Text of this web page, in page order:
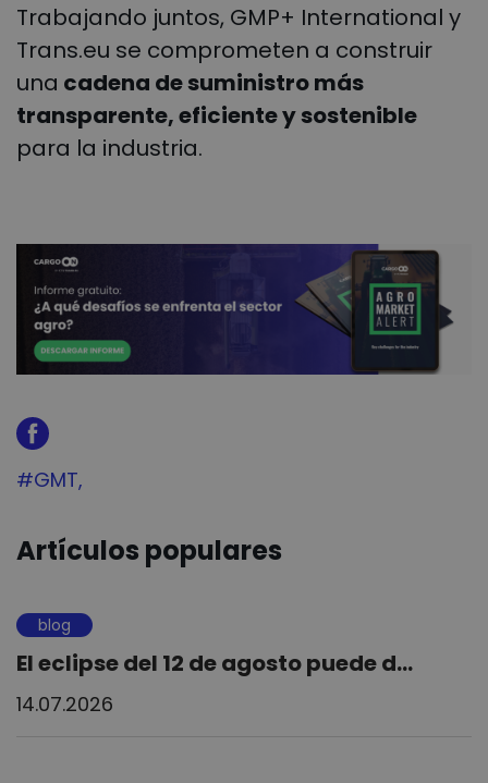
Trabajando juntos, GMP+ International y
Trans.eu se comprometen a construir
una cadena de suministro más
transparente, eficiente y sostenible
para la industria.
Tag:
#GMT
Artículos populares
blog
El eclipse del 12 de agosto puede d...
14.07.2026